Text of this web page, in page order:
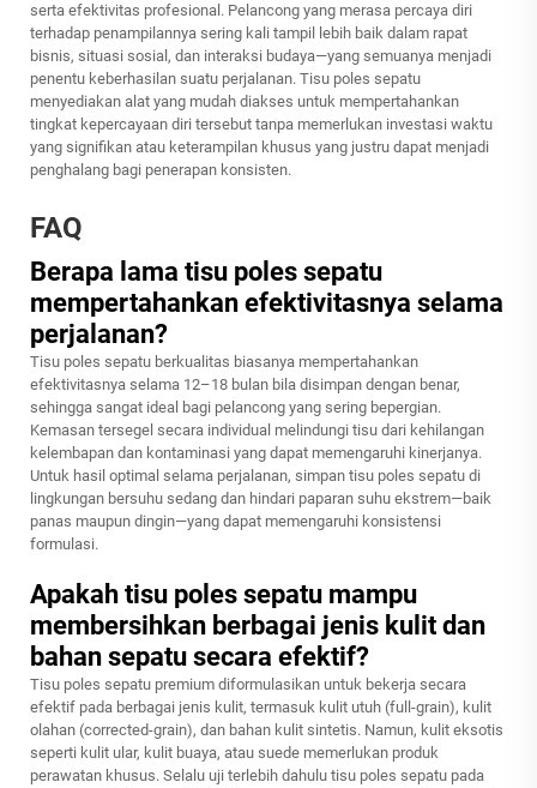
serta efektivitas profesional. Pelancong yang merasa percaya diri
terhadap penampilannya sering kali tampil lebih baik dalam rapat
bisnis, situasi sosial, dan interaksi budaya—yang semuanya menjadi
penentu keberhasilan suatu perjalanan. Tisu poles sepatu
menyediakan alat yang mudah diakses untuk mempertahankan
tingkat kepercayaan diri tersebut tanpa memerlukan investasi waktu
yang signifikan atau keterampilan khusus yang justru dapat menjadi
penghalang bagi penerapan konsisten.
FAQ
Berapa lama tisu poles sepatu
mempertahankan efektivitasnya selama
perjalanan?
Tisu poles sepatu berkualitas biasanya mempertahankan
efektivitasnya selama 12–18 bulan bila disimpan dengan benar,
sehingga sangat ideal bagi pelancong yang sering bepergian.
Kemasan tersegel secara individual melindungi tisu dari kehilangan
kelembapan dan kontaminasi yang dapat memengaruhi kinerjanya.
Untuk hasil optimal selama perjalanan, simpan tisu poles sepatu di
lingkungan bersuhu sedang dan hindari paparan suhu ekstrem—baik
panas maupun dingin—yang dapat memengaruhi konsistensi
formulasi.
Apakah tisu poles sepatu mampu
membersihkan berbagai jenis kulit dan
bahan sepatu secara efektif?
Tisu poles sepatu premium diformulasikan untuk bekerja secara
efektif pada berbagai jenis kulit, termasuk kulit utuh (full-grain), kulit
olahan (corrected-grain), dan bahan kulit sintetis. Namun, kulit eksotis
seperti kulit ular, kulit buaya, atau suede memerlukan produk
perawatan khusus. Selalu uji terlebih dahulu tisu poles sepatu pada